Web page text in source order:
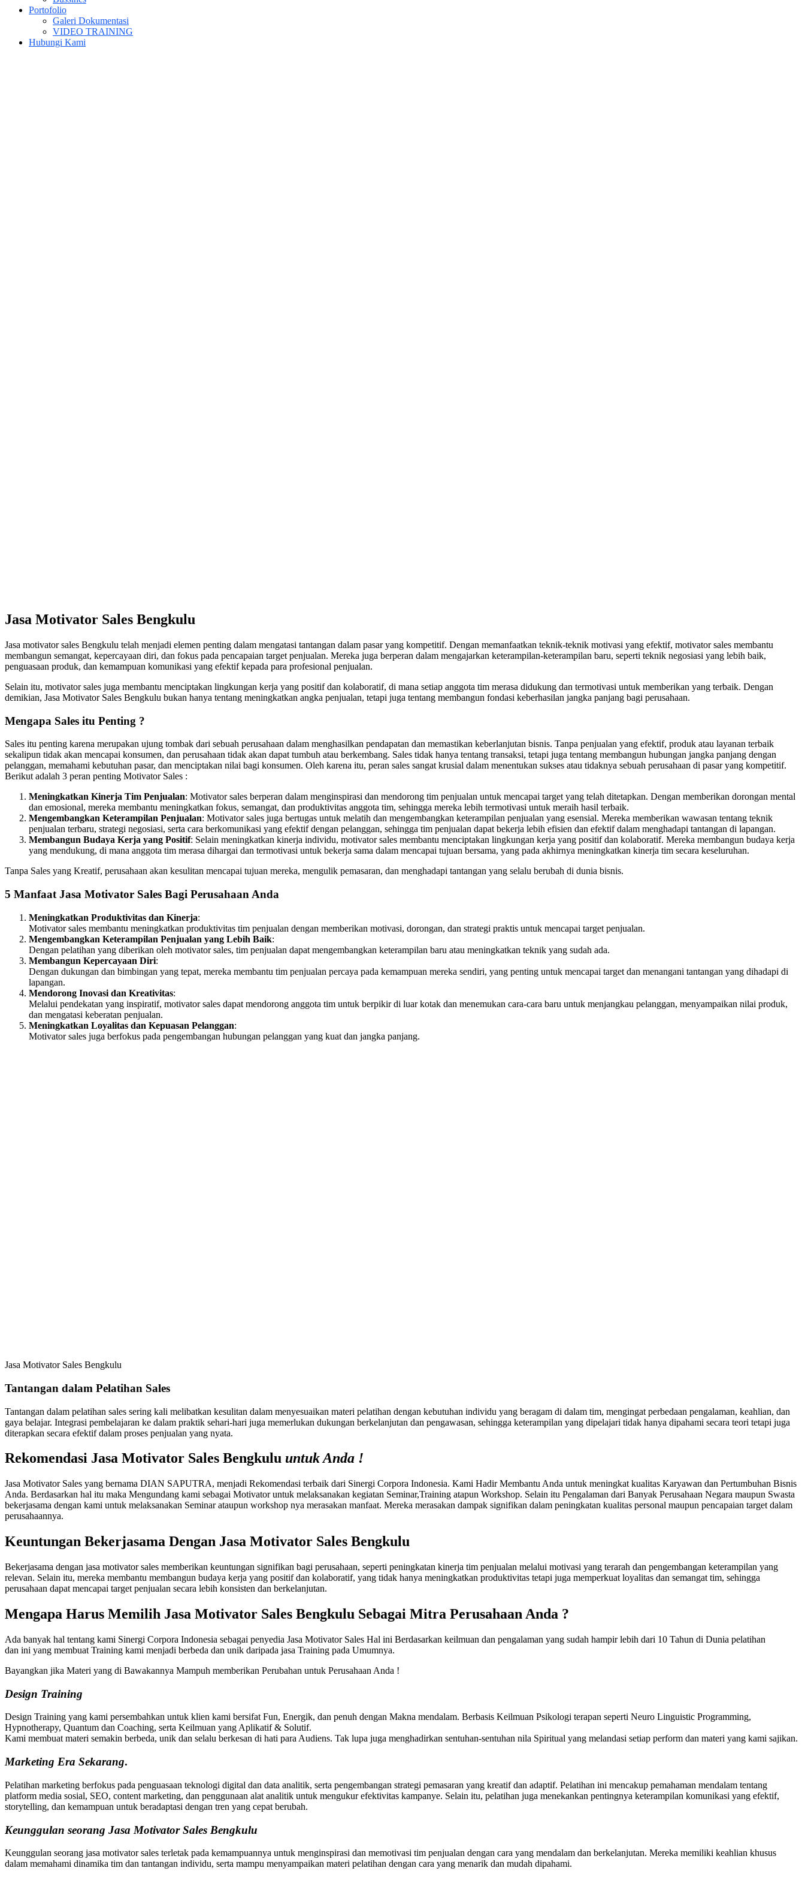
Portofolio
Galeri Dokumentasi
VIDEO TRAINING
Hubungi Kami
Jasa Motivator Sales Bengkulu
Jasa motivator sales Bengkulu telah menjadi elemen penting dalam mengatasi tantangan dalam pasar yang kompetitif. Dengan memanfaatkan teknik-teknik motivasi yang efektif, motivator sales membantu
membangun semangat, kepercayaan diri, dan fokus pada pencapaian target penjualan. Mereka juga berperan dalam mengajarkan keterampilan-keterampilan baru, seperti teknik negosiasi yang lebih baik,
penguasaan produk, dan kemampuan komunikasi yang efektif kepada para profesional penjualan.
Selain itu, motivator sales juga membantu menciptakan lingkungan kerja yang positif dan kolaboratif, di mana setiap anggota tim merasa didukung dan termotivasi untuk memberikan yang terbaik. Dengan
demikian, Jasa Motivator Sales Bengkulu bukan hanya tentang meningkatkan angka penjualan, tetapi juga tentang membangun fondasi keberhasilan jangka panjang bagi perusahaan.
Mengapa Sales itu Penting ?
Sales itu penting karena merupakan ujung tombak dari sebuah perusahaan dalam menghasilkan pendapatan dan memastikan keberlanjutan bisnis. Tanpa penjualan yang efektif, produk atau layanan terbaik
sekalipun tidak akan mencapai konsumen, dan perusahaan tidak akan dapat tumbuh atau berkembang. Sales tidak hanya tentang transaksi, tetapi juga tentang membangun hubungan jangka panjang dengan
pelanggan, memahami kebutuhan pasar, dan menciptakan nilai bagi konsumen. Oleh karena itu, peran sales sangat krusial dalam menentukan sukses atau tidaknya sebuah perusahaan di pasar yang kompetitif.
Berikut adalah 3 peran penting Motivator Sales :
Meningkatkan Kinerja Tim Penjualan: Motivator sales berperan dalam menginspirasi dan mendorong tim penjualan untuk mencapai target yang telah ditetapkan. Dengan memberikan dorongan mental
dan emosional, mereka membantu meningkatkan fokus, semangat, dan produktivitas anggota tim, sehingga mereka lebih termotivasi untuk meraih hasil terbaik.
Mengembangkan Keterampilan Penjualan: Motivator sales juga bertugas untuk melatih dan mengembangkan keterampilan penjualan yang esensial. Mereka memberikan wawasan tentang teknik
penjualan terbaru, strategi negosiasi, serta cara berkomunikasi yang efektif dengan pelanggan, sehingga tim penjualan dapat bekerja lebih efisien dan efektif dalam menghadapi tantangan di lapangan.
Membangun Budaya Kerja yang Positif: Selain meningkatkan kinerja individu, motivator sales membantu menciptakan lingkungan kerja yang positif dan kolaboratif. Mereka membangun budaya kerja
yang mendukung, di mana anggota tim merasa dihargai dan termotivasi untuk bekerja sama dalam mencapai tujuan bersama, yang pada akhirnya meningkatkan kinerja tim secara keseluruhan.
Tanpa Sales yang Kreatif, perusahaan akan kesulitan mencapai tujuan mereka, mengulik pemasaran, dan menghadapi tantangan yang selalu berubah di dunia bisnis.
5 Manfaat Jasa Motivator Sales Bagi Perusahaan Anda
Meningkatkan Produktivitas dan Kinerja:
Motivator sales membantu meningkatkan produktivitas tim penjualan dengan memberikan motivasi, dorongan, dan strategi praktis untuk mencapai target penjualan.
Mengembangkan Keterampilan Penjualan yang Lebih Baik:
Dengan pelatihan yang diberikan oleh motivator sales, tim penjualan dapat mengembangkan keterampilan baru atau meningkatkan teknik yang sudah ada.
Membangun Kepercayaan Diri:
Dengan dukungan dan bimbingan yang tepat, mereka membantu tim penjualan percaya pada kemampuan mereka sendiri, yang penting untuk mencapai target dan menangani tantangan yang dihadapi di
lapangan.
Mendorong Inovasi dan Kreativitas:
Melalui pendekatan yang inspiratif, motivator sales dapat mendorong anggota tim untuk berpikir di luar kotak dan menemukan cara-cara baru untuk menjangkau pelanggan, menyampaikan nilai produk,
dan mengatasi keberatan penjualan.
Meningkatkan Loyalitas dan Kepuasan Pelanggan:
Motivator sales juga berfokus pada pengembangan hubungan pelanggan yang kuat dan jangka panjang.
Jasa Motivator Sales Bengkulu
Tantangan dalam Pelatihan Sales
Tantangan dalam pelatihan sales sering kali melibatkan kesulitan dalam menyesuaikan materi pelatihan dengan kebutuhan individu yang beragam di dalam tim, mengingat perbedaan pengalaman, keahlian, dan
gaya belajar. Integrasi pembelajaran ke dalam praktik sehari-hari juga memerlukan dukungan berkelanjutan dan pengawasan, sehingga keterampilan yang dipelajari tidak hanya dipahami secara teori tetapi juga
diterapkan secara efektif dalam proses penjualan yang nyata.
Rekomendasi Jasa Motivator Sales Bengkulu untuk Anda !
Jasa Motivator Sales yang bernama DIAN SAPUTRA, menjadi Rekomendasi terbaik dari Sinergi Corpora Indonesia. Kami Hadir Membantu Anda untuk meningkat kualitas Karyawan dan Pertumbuhan Bisnis
Anda. Berdasarkan hal itu maka Mengundang kami sebagai Motivator untuk melaksanakan kegiatan Seminar,Training atapun Workshop. Selain itu Pengalaman dari Banyak Perusahaan Negara maupun Swasta
bekerjasama dengan kami untuk melaksanakan Seminar ataupun workshop nya merasakan manfaat. Mereka merasakan dampak signifikan dalam peningkatan kualitas personal maupun pencapaian target dalam
perusahaannya.
Keuntungan Bekerjasama Dengan Jasa Motivator Sales Bengkulu
Bekerjasama dengan jasa motivator sales memberikan keuntungan signifikan bagi perusahaan, seperti peningkatan kinerja tim penjualan melalui motivasi yang terarah dan pengembangan keterampilan yang
relevan. Selain itu, mereka membantu membangun budaya kerja yang positif dan kolaboratif, yang tidak hanya meningkatkan produktivitas tetapi juga memperkuat loyalitas dan semangat tim, sehingga
perusahaan dapat mencapai target penjualan secara lebih konsisten dan berkelanjutan.
Mengapa Harus Memilih Jasa Motivator Sales Bengkulu Sebagai Mitra Perusahaan Anda ?
Ada banyak hal tentang kami Sinergi Corpora Indonesia sebagai penyedia Jasa Motivator Sales Hal ini Berdasarkan keilmuan dan pengalaman yang sudah hampir lebih dari 10 Tahun di Dunia pelatihan
dan ini yang membuat Training kami menjadi berbeda dan unik daripada jasa Training pada Umumnya.
Bayangkan jika Materi yang di Bawakannya Mampuh memberikan Perubahan untuk Perusahaan Anda !
Design Training
Design Training yang kami persembahkan untuk klien kami bersifat Fun, Energik, dan penuh dengan Makna mendalam. Berbasis Keilmuan Psikologi terapan seperti Neuro Linguistic Programming,
Hypnotherapy, Quantum dan Coaching, serta Keilmuan yang Aplikatif & Solutif.
Kami membuat materi semakin berbeda, unik dan selalu berkesan di hati para Audiens. Tak lupa juga menghadirkan sentuhan-sentuhan nila Spiritual yang melandasi setiap perform dan materi yang kami sajikan.
Marketing Era Sekarang.
Pelatihan marketing berfokus pada penguasaan teknologi digital dan data analitik, serta pengembangan strategi pemasaran yang kreatif dan adaptif. Pelatihan ini mencakup pemahaman mendalam tentang
platform media sosial, SEO, content marketing, dan penggunaan alat analitik untuk mengukur efektivitas kampanye. Selain itu, pelatihan juga menekankan pentingnya keterampilan komunikasi yang efektif,
storytelling, dan kemampuan untuk beradaptasi dengan tren yang cepat berubah.
Keunggulan seorang Jasa Motivator Sales Bengkulu
Keunggulan seorang jasa motivator sales terletak pada kemampuannya untuk menginspirasi dan memotivasi tim penjualan dengan cara yang mendalam dan berkelanjutan. Mereka memiliki keahlian khusus
dalam memahami dinamika tim dan tantangan individu, serta mampu menyampaikan materi pelatihan dengan cara yang menarik dan mudah dipahami.